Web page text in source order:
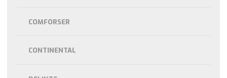
COMFORSER
CONTINENTAL